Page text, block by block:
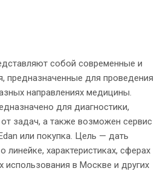
собой современные и
предназначенные для проведения
направлениях медицины.
для диагностики,
задач, а также возможен сервис
или покупка. Цель — дать
линейке, характеристиках, сферах
использования в Москве и других